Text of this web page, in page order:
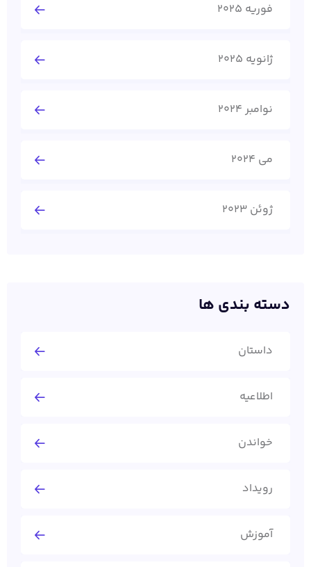
فوریه 2025
ژانویه 2025
نوامبر 2024
می 2024
ژوئن 2023
دسته بندی ها
داستان
اطلاعیه
خواندن
رویداد
آموزش